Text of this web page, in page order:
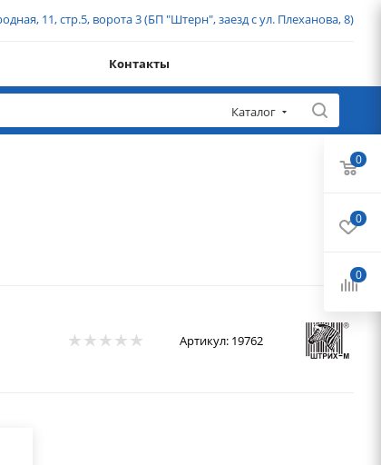
11, стр.5, ворота 3 (БП "Штерн", заезд с ул. Плеханова, 8)
Контакты
Каталог
Артикул: 19762
0
0
0